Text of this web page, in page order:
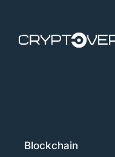
Blockchain